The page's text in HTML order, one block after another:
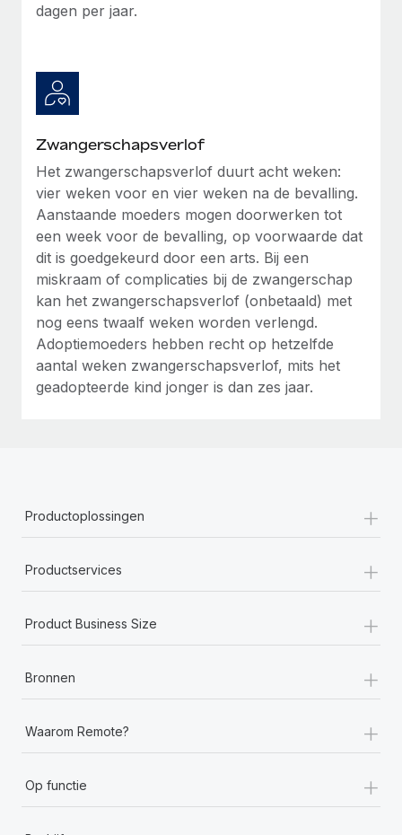
dagen per jaar.
Zwangerschapsverlof
Het zwangerschapsverlof duurt acht weken:
vier weken voor en vier weken na de bevalling.
Aanstaande moeders mogen doorwerken tot
een week voor de bevalling, op voorwaarde dat
dit is goedgekeurd door een arts. Bij een
miskraam of complicaties bij de zwangerschap
kan het zwangerschapsverlof (onbetaald) met
nog eens twaalf weken worden verlengd.
Adoptiemoeders hebben recht op hetzelfde
aantal weken zwangerschapsverlof, mits het
geadopteerde kind jonger is dan zes jaar.
Productoplossingen +
Productservices +
Product Business Size +
Bronnen +
Waarom Remote? +
Op functie +